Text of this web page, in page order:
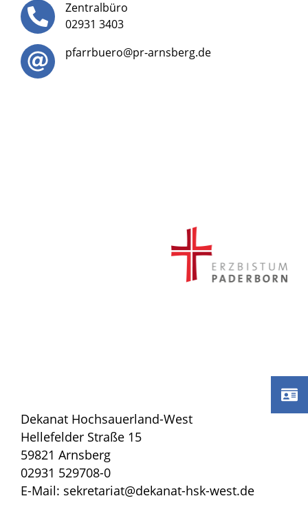
Zentralbüro
02931 3403
pfarrbuero@pr-arnsberg.de
Dekanat Hochsauerland-West
Hellefelder Straße 15
59821 Arnsberg
02931 529708-0
E-Mail: sekretariat@dekanat-hsk-west.de